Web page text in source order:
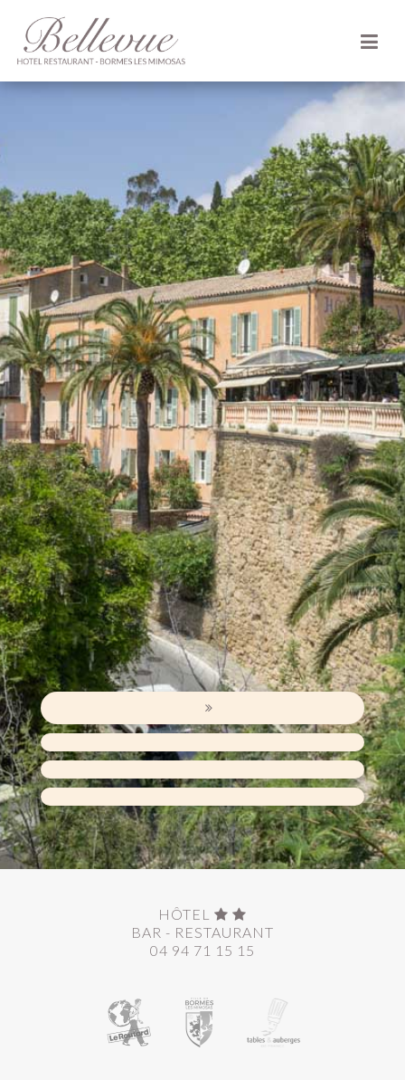
HÔTEL
BAR - RESTAURANT
04 94 71 15 15